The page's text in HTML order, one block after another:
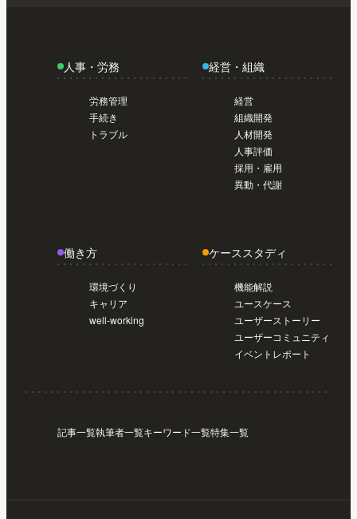
人事・労務
労務管理
手続き
トラブル
経営・組織
経営
組織開発
人材開発
人事評価
採用・雇用
異動・代謝
働き方
環境づくり
キャリア
well-working
ケーススタディ
機能解説
ユースケース
ユーザーストーリー
ユーザーコミュニティ
イベントレポート
記事一覧執筆者一覧キーワード一覧特集一覧